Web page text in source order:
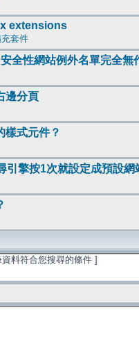
extensions
套件
全性網站例外名單完全無
邊分頁
樣式元件？
引擎按1次就設定成預設網
料符合您搜尋的條件 ]